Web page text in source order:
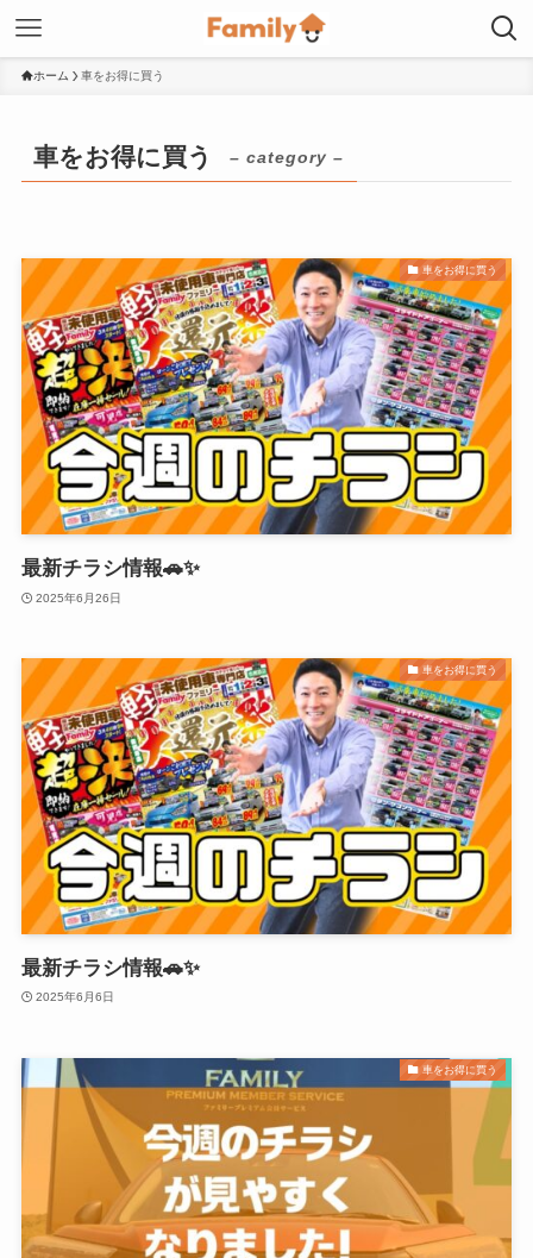
ホーム 車をお得に買う
車をお得に買う – category –
車をお得に買う
最新チラシ情報🚗✨
2025年6月26日
車をお得に買う
最新チラシ情報🚗✨
2025年6月6日
車をお得に買う